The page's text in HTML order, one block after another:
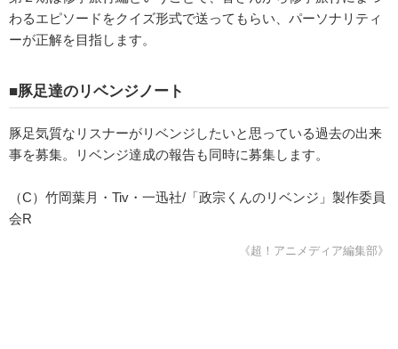
わるエピソードをクイズ形式で送ってもらい、パーソナリティ
ーが正解を目指します。
■豚足達のリベンジノート
豚足気質なリスナーがリベンジしたいと思っている過去の出来
事を募集。リベンジ達成の報告も同時に募集します。
（C）竹岡葉月・Tiv・一迅社/「政宗くんのリベンジ」製作委員
会R
《超！アニメディア編集部》